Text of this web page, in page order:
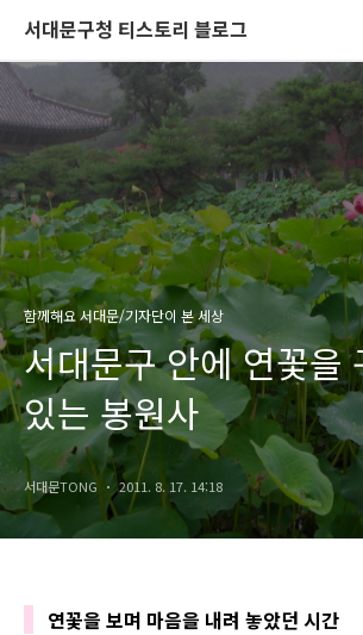
서대문구청 티스토리 블로그
함께해요 서대문/기자단이 본 세상
서대문구 안에 연꽃을
있는 봉원사
서대문TONG 2011. 8. 17. 14:18
연꽃을 보며 마음을 내려 놓았던 시간